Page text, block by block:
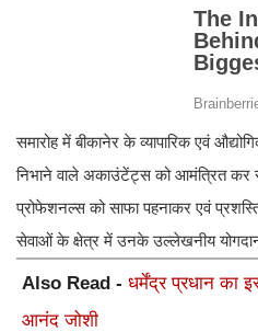
समारोह में बीकानेर के व्यापारिक एवं
निभाने वाले अकाउंटेंट्स को आमंत्रित कर
प्रोफेशनल्स को साफा पहनाकर एवं
सेवाओं के क्षेत्र में उनके उल्लेखनीय
Also Read - धर्मेंद्र प्रधान का
आनंद जोशी